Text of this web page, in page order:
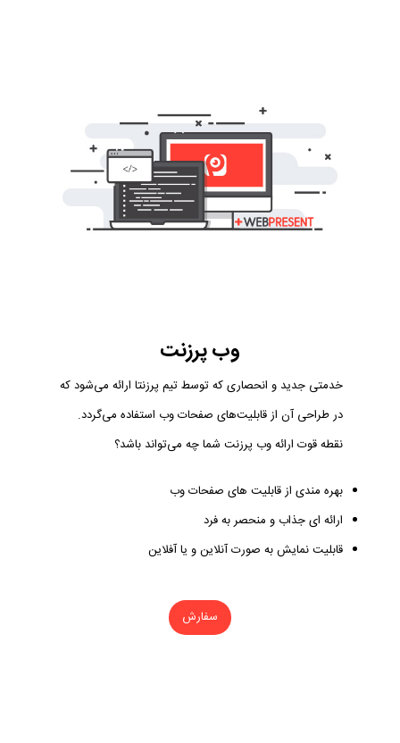
وب پرزنت
خدمتی جدید و انحصاری که توسط تیم پرزنتا ارائه می‌شود که
در طراحی آن از قابلیت‌های صفحات وب استفاده می‌گردد.
نقطه قوت ارائه وب پرزنت شما چه می‌تواند باشد؟
بهره مندی از قابلیت های صفحات وب
ارائه ای جذاب و منحصر به فرد
قابلیت نمایش به صورت آنلاین و یا آفلاین
سفارش